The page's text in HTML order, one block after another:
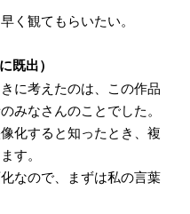
く観てもらいたい。
既出）
に考えたのは、この作品
みなさんのことでした。
化すると知ったとき、複
す。
なので、まずは私の言葉